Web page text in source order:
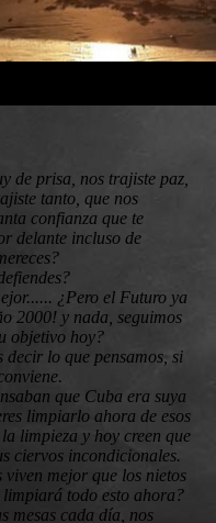
de prisa, nos trajiste paz,
tanto, que nos
confianza que te
delante incluso de
¿Pero el Futuro ya
2000! y nada, seguimos
objetivo hoy?
decir lo que pensamos, si
que Cuba era suya
limpiarlo ahora de esos
limpieza y hoy creen que
ciervos incondicionales.
viven mejor que los nietos
todo esto ahora?
mesas cada día, nos